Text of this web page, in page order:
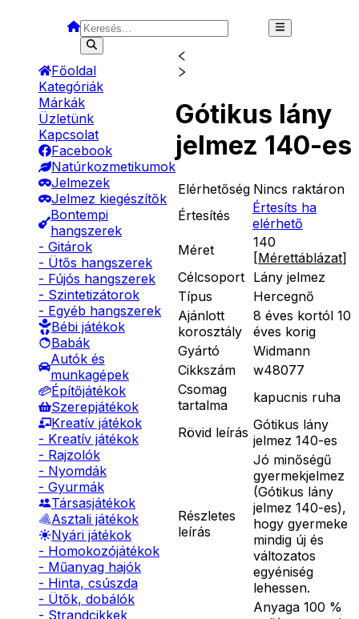
Főoldal
Kategóriák
Márkák
Üzletünk
Kapcsolat
Facebook
Natúrkozmetikumok
Jelmezek
Jelmez kiegészítők
Bontempi
hangszerek
- Gitárok
- Ütős hangszerek
- Fújós hangszerek
- Szintetizátorok
- Egyéb hangszerek
Bébi játékok
Babák
Autók és
munkagépek
Építőjátékok
Szerepjátékok
Kreatív játékok
- Kreatív játékok
- Rajzolók
- Nyomdák
- Gyurmák
Társasjátékok
Asztali játékok
Nyári játékok
- Homokozójátékok
- Műanyag hajók
- Hinta, csúszda
- Ütők, dobálók
- Strandcikkek
Gótikus lány
jelmez 140-es
Elérhetőség Nincs raktáron
Értesítés
Értesíts ha
elérhető
Méret
140
[Mérettáblázat]
Célcsoport Lány jelmez
Típus
Hercegnő
Ajánlott
korosztály
8 éves kortól 10
éves korig
Gyártó
Widmann
Cikkszám
w48077
Csomag
tartalma
kapucnis ruha
Rövid leírás Gótikus lány
jelmez 140-es
Részletes
leírás
Jó minőségű
gyermekjelmez
(Gótikus lány
jelmez 140-es),
hogy gyermeke
mindig új és
változatos
egyéniség
lehessen.
Anyaga 100 %